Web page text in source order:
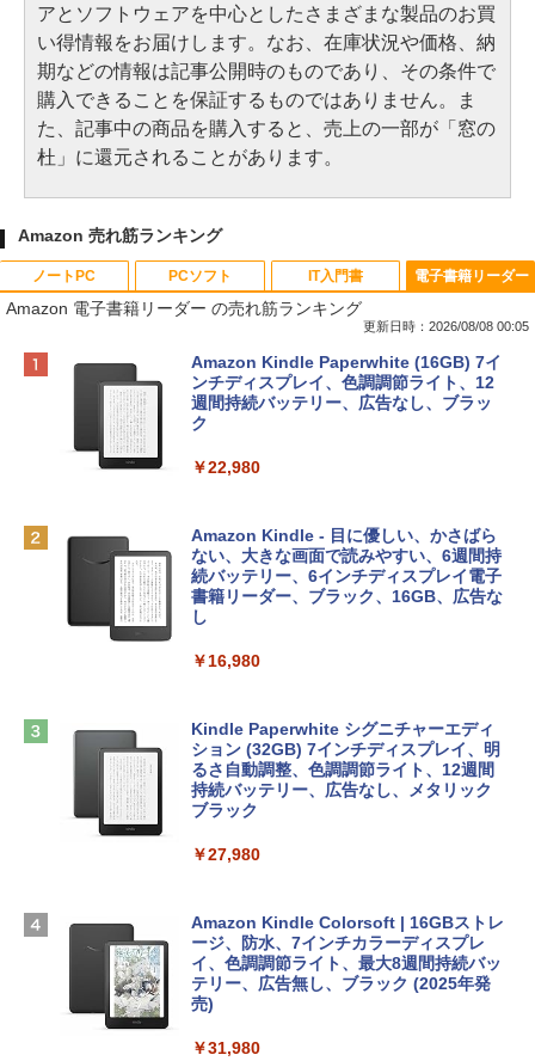
アとソフトウェアを中心としたさまざまな製品のお買
い得情報をお届けします。なお、在庫状況や価格、納
期などの情報は記事公開時のものであり、その条件で
購入できることを保証するものではありません。ま
た、記事中の商品を購入すると、売上の一部が「窓の
杜」に還元されることがあります。
Amazon 売れ筋ランキング
ノートPC
Apple 2026 MacBook Neo A18 Proチッ
プ搭載13インチノートブック：AIとAppl
e Intelligence、Liquid Retinaディスプ
レイ、8GBメモリ、512GB SSD、1080p
ィゴ + 3年延長 AppleCare+ for 13インチ
￥162,598
tomtoc 360°保護 15.6 16インチ パソコ
ンケース Dell NEC Lavie ASUS HP dyna
Apple 2026 MacBook Air M5チップ搭載
13インチノートブック：AIとApple Intell
igence、13.6インチLiquid Retinaディ
スプレイ、16GBユニファイドメモリ、1
ームカメラ、日本語キーボード、Touch I
￥261,414
【Amazon.co.jp限定】 HP ノートパソコ
ン 15-fd 15.6インチ 16GBメモリ 512GB
PCソフト
Robloxギフトカード - 800 Robux 【限
定バーチャルアイテムを含む】 【オンラ
インゲームコード】 ロブロックス | オン
ラインコード版
￥1,300
Robloxギフトカード - 1000 Robux 【限
定バーチャルアイテムを含む】 【オンラ
インゲームコード】 ロブロックス |オン
ラインコード版
4(最新 永続版)|オンラインコード版|Wind
ows11、10/mac対応|PC2台
￥39,582
Robloxギフトカード - 2,000 Robux 【限
ラインコード版
￥3,200
ト): Java & Bedrock Edition | オンライ
IT入門書
生成AIパスポート公式テキスト 第４版
￥1,766
出す プロンプトの言葉 AI画像生成シリー
ズ (はぴーイラストLabo)
￥480
ClaudeCode いちばんやさしい 教科書:
にもKindle出版にも！ 非エンジニアのた
めのAIコーディング入門シリーズ
￥99
1冊ですべて身につくHTML & CSSとWe
￥1,292
FM TOWNS ハイパー・カタログ: 本体ハ
ェクトリストと最新エミュレータ紹介
電子書籍リーダー
Amazon 電子書籍リーダー の売れ筋ランキング
更新日時：2026/08/08 00:05
Amazon Kindle Paperwhite (16GB) 7イ
ンチディスプレイ、色調調節ライト、12
週間持続バッテリー、広告なし、ブラッ
ク
￥22,980
Amazon Kindle - 目に優しい、かさばら
ない、大きな画面で読みやすい、6週間持
続バッテリー、6インチディスプレイ電子
書籍リーダー、ブラック、16GB、広告な
し
￥16,980
Kindle Paperwhite シグニチャーエディ
ション (32GB) 7インチディスプレイ、明
るさ自動調整、色調調節ライト、12週間
持続バッテリー、広告なし、メタリック
ブラック
￥27,980
Amazon Kindle Colorsoft | 16GBストレ
ージ、防水、7インチカラーディスプレ
イ、色調調節ライト、最大8週間持続バッ
テリー、広告無し、ブラック (2025年発
売)
￥31,980